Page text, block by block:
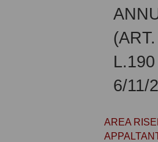
6/11/
AREA